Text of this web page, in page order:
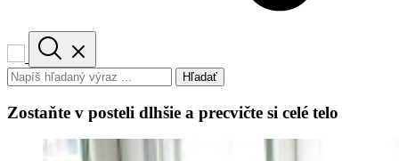
Hľadať
Zostaňte v posteli dlhšie a precvičte si celé telo